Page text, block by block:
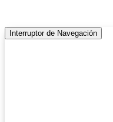
Interruptor de Navegación